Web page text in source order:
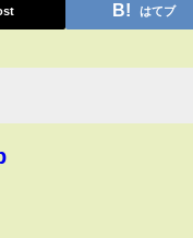
はてブ